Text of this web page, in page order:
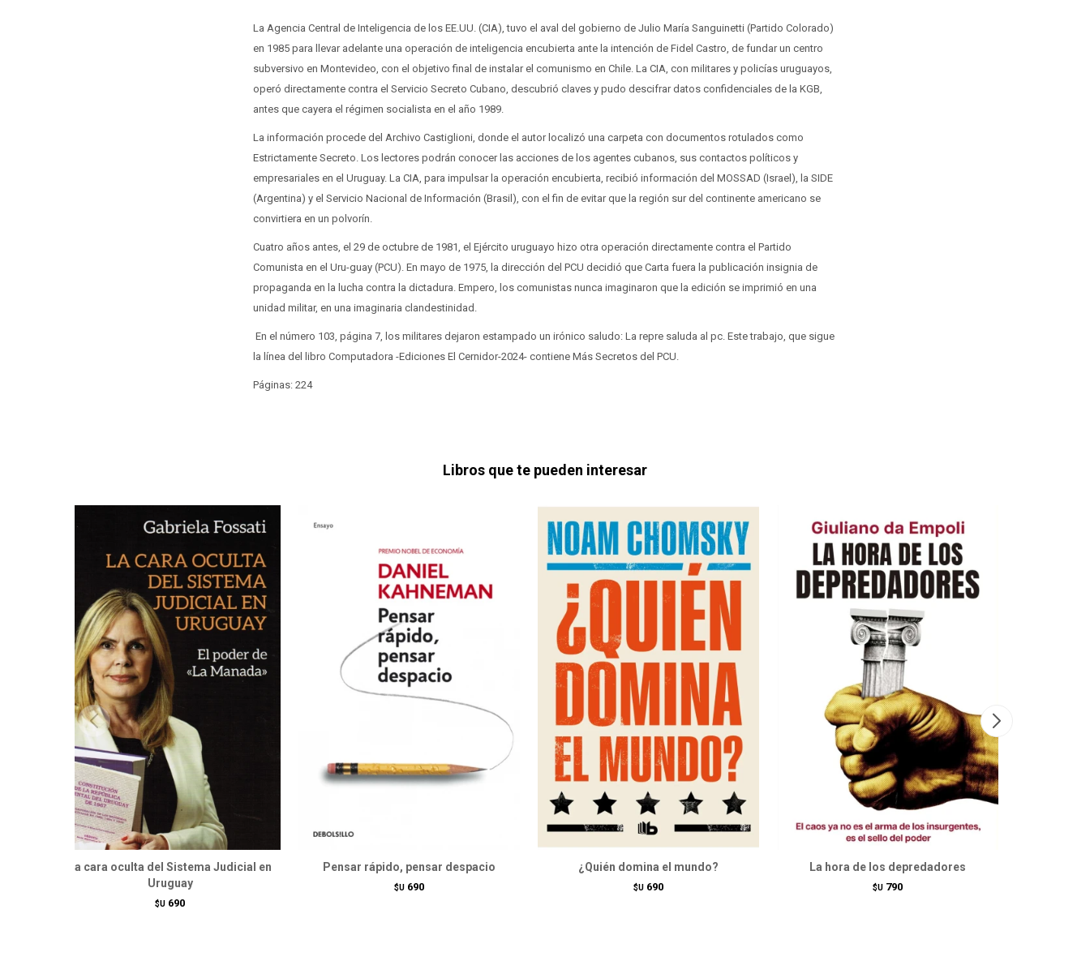
La Agencia Central de Inteligencia de los EE.UU. (CIA), tuvo el aval del gobierno de Julio María Sanguinetti (Partido Colorado)
en 1985 para llevar adelante una operación de inteligencia encubierta ante la intención de Fidel Castro, de fundar un centro
subversivo en Montevideo, con el objetivo final de instalar el comunismo en Chile. La CIA, con militares y policías uruguayos,
operó directamente contra el Servicio Secreto Cubano, descubrió claves y pudo descifrar datos confidenciales de la KGB,
antes que cayera el régimen socialista en el año 1989.
La información procede del Archivo Castiglioni, donde el autor localizó una carpeta con documentos rotulados como
Estrictamente Secreto. Los lectores podrán conocer las acciones de los agentes cubanos, sus contactos políticos y
empresariales en el Uruguay. La CIA, para impulsar la operación encubierta, recibió información del MOSSAD (Israel), la SIDE
(Argentina) y el Servicio Nacional de Información (Brasil), con el fin de evitar que la región sur del continente americano se
convirtiera en un polvorín.
Cuatro años antes, el 29 de octubre de 1981, el Ejército uruguayo hizo otra operación directamente contra el Partido
Comunista en el Uru-guay (PCU). En mayo de 1975, la dirección del PCU decidió que Carta fuera la publicación insignia de
propaganda en la lucha contra la dictadura. Empero, los comunistas nunca imaginaron que la edición se imprimió en una
unidad militar, en una imaginaria clandestinidad.
En el número 103, página 7, los militares dejaron estampado un irónico saludo: La repre saluda al pc. Este trabajo, que sigue
la línea del libro Computadora -Ediciones El Cernidor-2024- contiene Más Secretos del PCU.
Páginas: 224
Libros que te pueden interesar
La cara oculta del Sistema Judicial en
Uruguay
$U 690
Pensar rápido, pensar despacio
$U 690
¿Quién domina el mundo?
$U 690
La hora de los depredadores
$U 790